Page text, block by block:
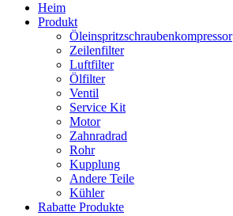
Heim
Produkt
Öleinspritzschraubenkompressor
Zeilenfilter
Luftfilter
Ölfilter
Ventil
Service Kit
Motor
Zahnradrad
Rohr
Kupplung
Andere Teile
Kühler
Rabatte Produkte